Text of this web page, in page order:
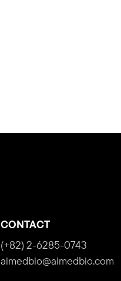
CONTACT
(+82) 2-6285-0743
aimedbio@aimedbio.com